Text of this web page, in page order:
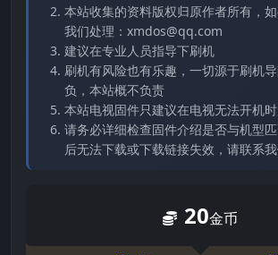
本站收集的资料版权归原作者所有，
我们处理：xmdos@qq.com
建议在专业人员指导下刷机
刷机有风险也有乐趣，一切源于刷机
负，本站概不负责
本站电视固件只建议在电视无法开机
请务必详细检查固件介绍是否与机型
后无法下载或下载链接失效，请联系
20金币